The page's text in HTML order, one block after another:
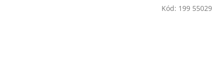
Kód: 199 55029